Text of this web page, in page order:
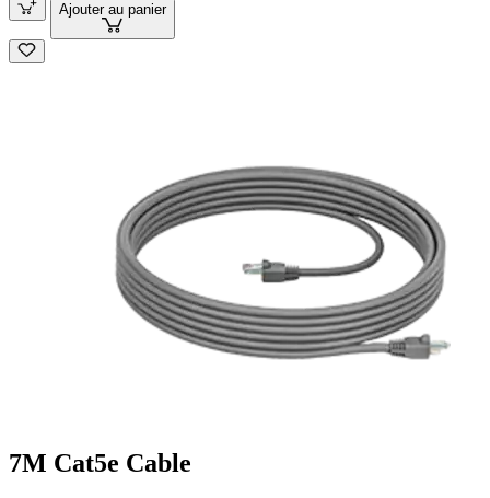
Ajouter au panier
7M Cat5e Cable